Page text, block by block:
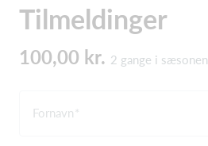
Tilmeldinger
100,00 kr. 2 gange i sæsonen
Fornavn